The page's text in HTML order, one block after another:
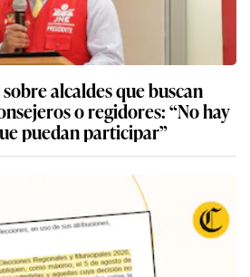
alcaldes que buscan
o regidores: “No hay
puedan participar”